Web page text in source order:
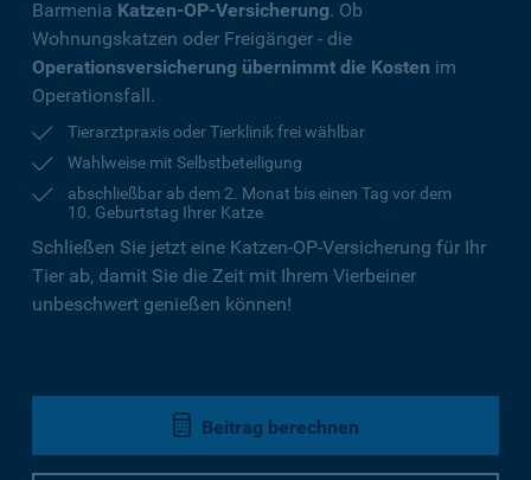
Barmenia Katzen-OP-Versicherung. Ob
Wohnungskatzen oder Freigänger - die
Operationsversicherung übernimmt die Kosten im
Operationsfall.
Tierarztpraxis oder Tierklinik frei wählbar
Wahlweise mit Selbstbeteiligung
abschließbar ab dem 2. Monat bis einen Tag vor dem
10. Geburtstag Ihrer Katze
Schließen Sie jetzt eine Katzen-OP-Versicherung für Ihr
Tier ab, damit Sie die Zeit mit Ihrem Vierbeiner
unbeschwert genießen können!
Beitrag berechnen